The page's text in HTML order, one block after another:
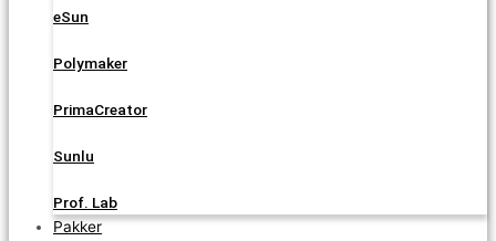
eSun
Polymaker
PrimaCreator
Sunlu
Prof. Lab
Pakker